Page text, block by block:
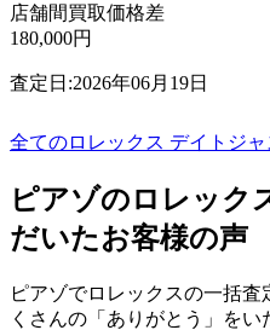
店舗間買取価格差
180,000円
査定日:2026年06月19日
全てのロレックス デイトジャ
ピアゾのロレック
だいたお客様の声
ピアゾでロレックスの一括
くさんの「ありがとう」をい